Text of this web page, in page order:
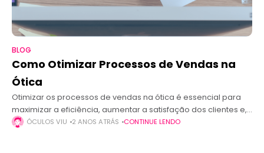
BLOG
Como Otimizar Processos de Vendas na
Ótica
Otimizar os processos de vendas na ótica é essencial para
maximizar a eficiência, aumentar a satisfação dos clientes e,
claro, impulsionar o faturamento. Isso envolve tanto a
ÓCULOS VIU 2 ANOS ATRÁS CONTINUE LENDO